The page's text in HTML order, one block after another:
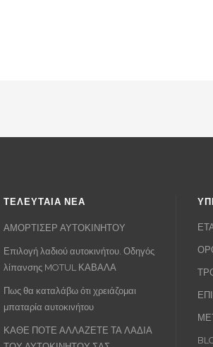
ΤΕΛΕΥΤΑΙΑ ΝΕΑ
ΑΜΟΡΤΙΣΕΡ ΑΥΤΟΚΙΝΗΤΟΥ
Επιλογή λαδιού αυτοκινήτου. Οδηγός
λίπανσης MOTUL ΚΑΒΑΛΑ
Πως θα καταλάβω ότι χρειάζομαι
μπαταρία αυτοκινήτου
ΚΑΘΕ ΠΟΤΕ ΑΛΛΑΖΕΤΕ ΤΑ ΛΑΔΙΑ